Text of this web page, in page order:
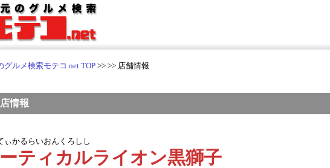
グルメ検索モテコ.net TOP>> >> 店舗情報
情報
ぃかるらいおんくろしし
ティカルライオン黒獅子